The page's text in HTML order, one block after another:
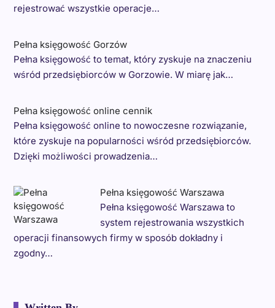
rejestrować wszystkie operacje…
Pełna księgowość Gorzów
Pełna księgowość to temat, który zyskuje na znaczeniu
wśród przedsiębiorców w Gorzowie. W miarę jak…
Pełna księgowość online cennik
Pełna księgowość online to nowoczesne rozwiązanie,
które zyskuje na popularności wśród przedsiębiorców.
Dzięki możliwości prowadzenia…
Pełna księgowość Warszawa
Pełna księgowość Warszawa to
system rejestrowania wszystkich
operacji finansowych firmy w sposób dokładny i
zgodny…